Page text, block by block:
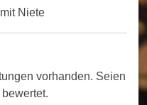
Niete
vorhanden. Seien